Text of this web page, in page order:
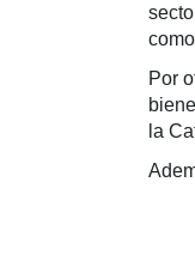
Por
la